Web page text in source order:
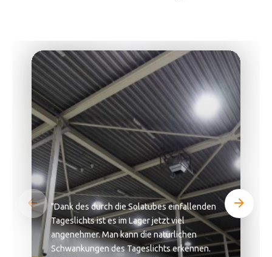
"Dank des durch die Solatubes einfallenden
Tageslichts ist es im Lager jetzt viel
angenehmer. Man kann die natürlichen
Schwankungen des Tageslichts erkennen.